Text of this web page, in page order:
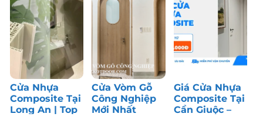
Cửa Nhựa
Composite Tại
Long An | Top
Cửa Vòm Gỗ
Công Nghiệp
Mới Nhất
Giá Cửa Nhựa
Composite Tại
Cần Giuộc –